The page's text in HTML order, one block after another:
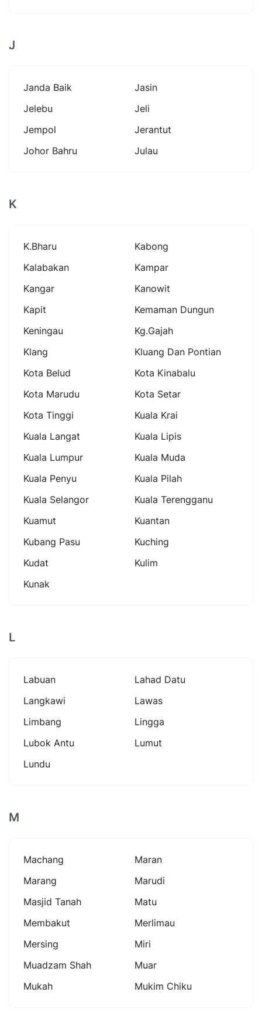
J
Janda Baik
Jasin
Jelebu
Jeli
Jempol
Jerantut
Johor Bahru
Julau
K
K.bharu
Kabong
Kalabakan
Kampar
Kangar
Kanowit
Kapit
Kemaman Dungun
Keningau
Kg.gajah
Klang
Kluang Dan Pontian
Kota Belud
Kota Kinabalu
Kota Marudu
Kota Setar
Kota Tinggi
Kuala Krai
Kuala Langat
Kuala Lipis
Kuala Lumpur
Kuala Muda
Kuala Penyu
Kuala Pilah
Kuala Selangor
Kuala Terengganu
Kuamut
Kuantan
Kubang Pasu
Kuching
Kudat
Kulim
Kunak
L
Labuan
Lahad Datu
Langkawi
Lawas
Limbang
Lingga
Lubok Antu
Lumut
Lundu
M
Machang
Maran
Marang
Marudi
Masjid Tanah
Matu
Membakut
Merlimau
Mersing
Miri
Muadzam Shah
Muar
Mukah
Mukim Chiku